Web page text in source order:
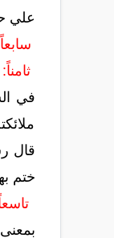
علي
ثامناً:
قال
ختم